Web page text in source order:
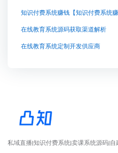
在线教育系统源码获取渠道解析
在线教育系统定制开发供应商
私域直播|知识付费系统|卖课系统源码|自